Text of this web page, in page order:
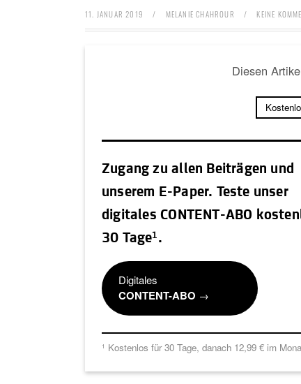
11. JANUAR 2019 / MELANIE CHAHROUR / KEINE
Diesen
Zugang zu allen Beiträgen und
unserem E-Paper. Teste unser
digitales CONTENT-ABO
30 Tage1 .
Digitales
CONTENT-ABO →
1 Kostenlos für 30 Tage, danach 12,99 € im